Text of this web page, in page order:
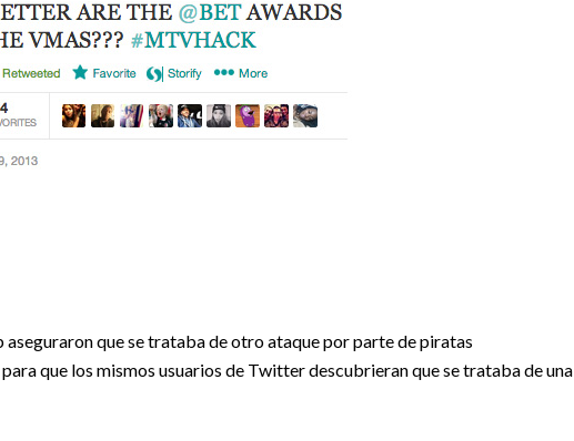
que se trataba de otro ataque por parte de piratas
que los mismos usuarios de Twitter descubrieran que se trataba de una